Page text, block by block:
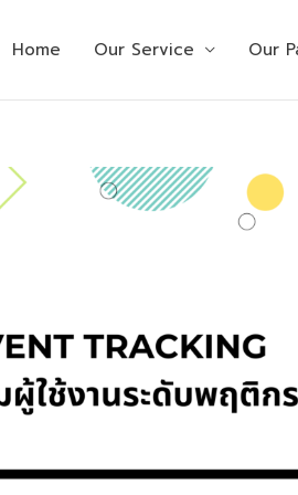
Home Our Service Our